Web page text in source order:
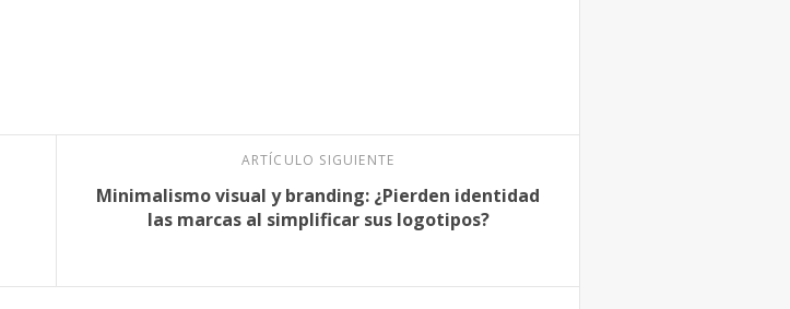
ARTÍCULO SIGUIENTE
Minimalismo visual y branding: ¿Pierden identidad
las marcas al simplificar sus logotipos?